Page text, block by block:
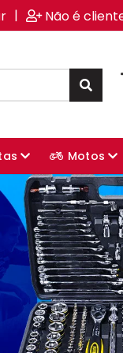
| Não é
Motos